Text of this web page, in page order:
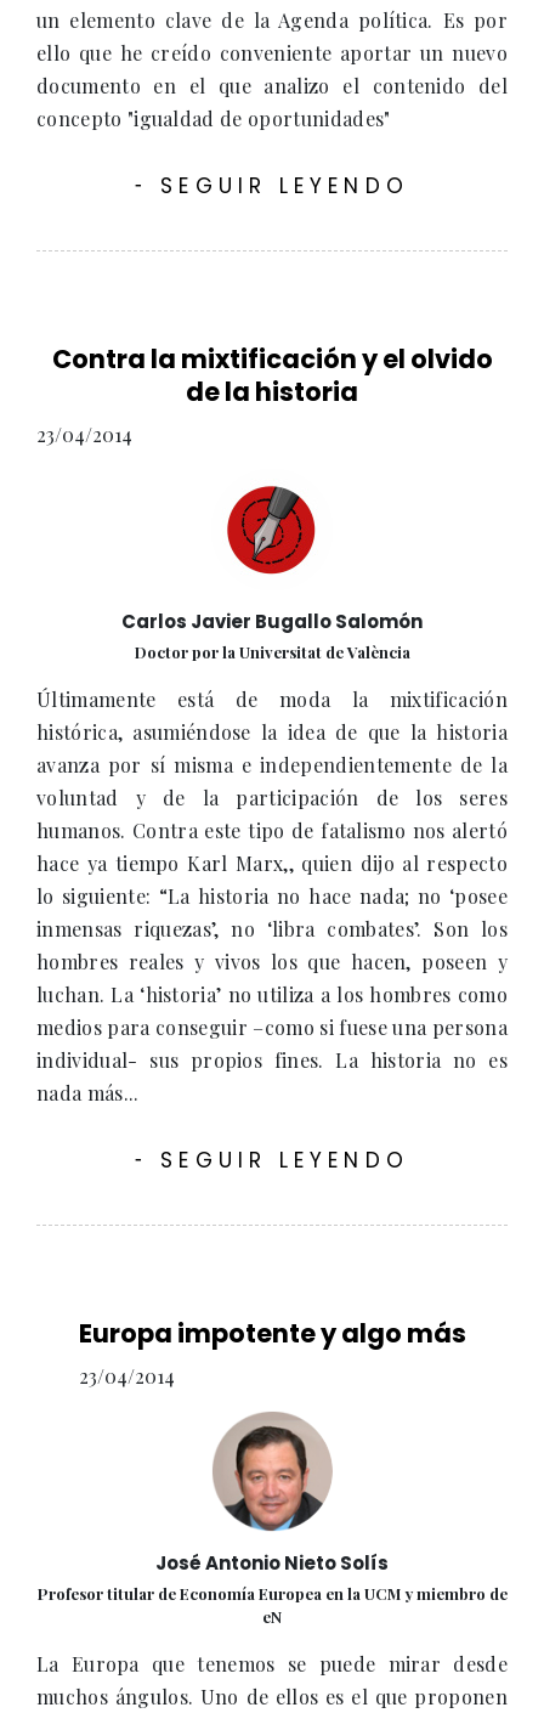
un elemento clave de la Agenda política. Es por
ello que he creído conveniente aportar un nuevo
documento en el que analizo el contenido del
concepto "igualdad de oportunidades"
- SEGUIR LEYENDO
Contra la mixtificación y el olvido
de la historia
23/04/2014
Carlos Javier Bugallo Salomón
Doctor por la Universitat de València
Últimamente está de moda la mixtificación
histórica, asumiéndose la idea de que la historia
avanza por sí misma e independientemente de la
voluntad y de la participación de los seres
humanos. Contra este tipo de fatalismo nos alertó
hace ya tiempo Karl Marx,, quien dijo al respecto
lo siguiente: “La historia no hace nada; no ‘posee
inmensas riquezas’, no ‘libra combates’. Son los
hombres reales y vivos los que hacen, poseen y
luchan. La ‘historia’ no utiliza a los hombres como
medios para conseguir –como si fuese una persona
individual- sus propios fines. La historia no es
nada más...
- SEGUIR LEYENDO
Europa impotente y algo más
23/04/2014
José Antonio Nieto Solís
Profesor titular de Economía Europea en la UCM y miembro de
eN
La Europa que tenemos se puede mirar desde
muchos ángulos. Uno de ellos es el que proponen